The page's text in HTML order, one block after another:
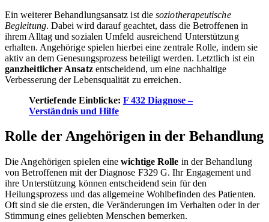
Ein weiterer Behandlungsansatz ist diesoziotherapeutische
Begleitung. Dabei wird darauf geachtet, dass die Betroffenen in
ihrem Alltag und sozialen Umfeld ausreichend Unterstützung
erhalten. Angehörige spielen hierbei eine zentrale Rolle, indem sie
aktiv an dem Genesungsprozess beteiligt werden. Letztlich ist ein
ganzheitlicher Ansatzentscheidend, um eine nachhaltige
Verbesserung der Lebensqualität zu erreichen.
Vertiefende Einblicke: F 432 Diagnose –
Verständnis und Hilfe
Rolle der Angehörigen in der Behandlung
Die Angehörigen spielen einewichtige Rolle in der Behandlung
von Betroffenen mit der Diagnose F329 G. Ihr Engagement und
ihre Unterstützung können entscheidend sein für den
Heilungsprozess und das allgemeine Wohlbefinden des Patienten.
Oft sind sie die ersten, die Veränderungen im Verhalten oder in der
Stimmung eines geliebten Menschen bemerken.